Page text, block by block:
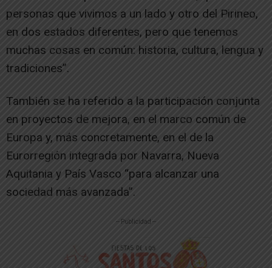
personas que vivimos a un lado y otro del Pirineo,
en dos estados diferentes, pero que tenemos
muchas cosas en común: historia, cultura, lengua y
tradiciones”.
También se ha referido a la participación conjunta
en proyectos de mejora, en el marco común de
Europa y, más concretamente, en el de la
Eurorregión integrada por Navarra, Nueva
Aquitania y País Vasco “para alcanzar una
sociedad más avanzada”.
-- Publicidad --